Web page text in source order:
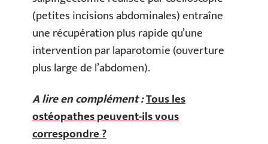
(petites incisions abdominales) entraîne
une récupération plus rapide qu’une
intervention par laparotomie (ouverture
plus large de l’abdomen).
A lire en complément :Tous les
ostéopathes peuvent-ils vous
correspondre ?